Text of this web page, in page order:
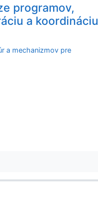
programov,
a koordináciu
a mechanizmov pre